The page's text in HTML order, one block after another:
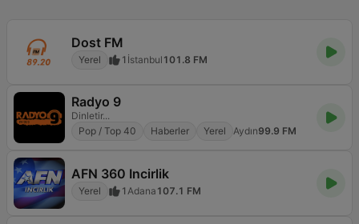
Dost FM
Yerel 1 İstanbul 101.8 FM
Radyo 9
Dinletir...
Pop / Top 40
Haberler Yerel Aydın99.9 FM
AFN 360 Incirlik
Yerel 1 Adana 107.1 FM